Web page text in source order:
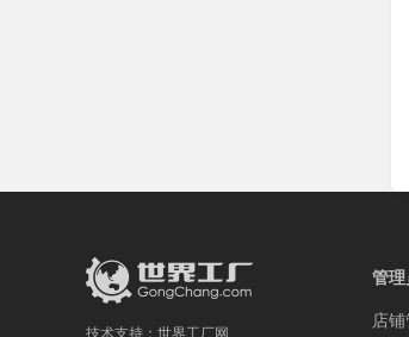
技术支持： 世界工厂网
管理
店